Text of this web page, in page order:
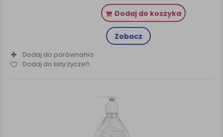
Dodaj do koszyka
Zobacz
Dodaj do porównania
Dodaj do listy życzeń